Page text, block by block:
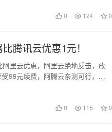
0 124 0
腾讯云优惠1元！
里云优惠，阿里云绝地反击，放
99元续费，阿腾云亲测可行，大
0 115 0